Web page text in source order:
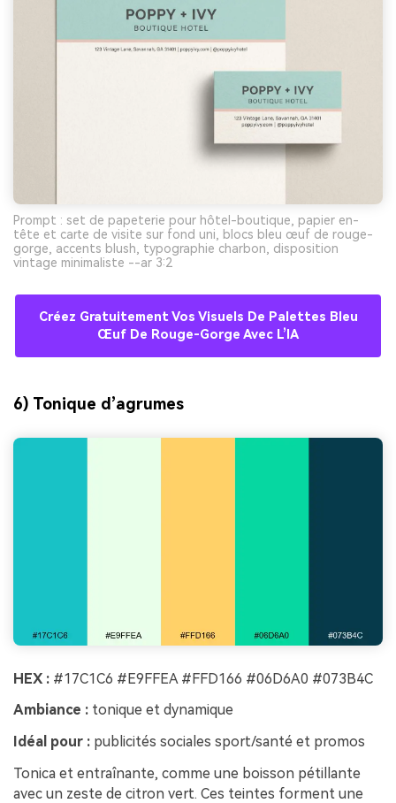
Prompt : set de papeterie pour hôtel-boutique, papier en-
tête et carte de visite sur fond uni, blocs bleu œuf de rouge-
gorge, accents blush, typographie charbon, disposition
vintage minimaliste --ar 3:2
Créez Gratuitement Vos Visuels De Palettes Bleu
Œuf De Rouge-Gorge Avec L’IA
6) Tonique d’agrumes
HEX : #17C1C6 #E9FFEA #FFD166 #06D6A0 #073B4C
Ambiance : tonique et dynamique
Idéal pour : publicités sociales sport/santé et promos
Tonica et entraînante, comme une boisson pétillante
avec un zeste de citron vert. Ces teintes forment une